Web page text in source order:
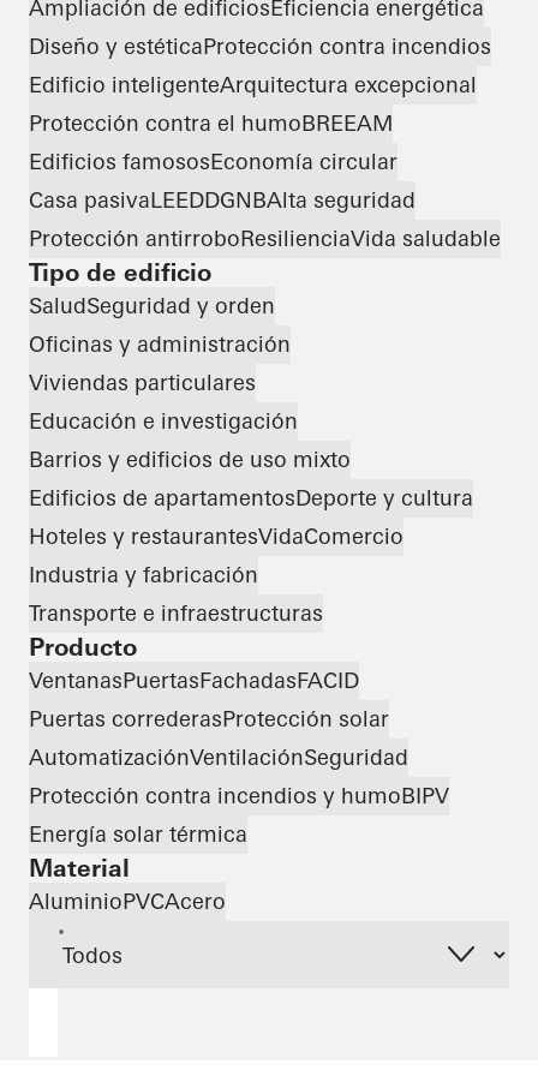
Ampliación de edificiosEficiencia energética
Diseño y estéticaProtección contra incendios
Edificio inteligenteArquitectura excepcional
Protección contra el humoBREEAM
Edificios famososEconomía circular
Casa pasivaLEEDDGNBAlta seguridad
Protección antirroboResilienciaVida saludable
Tipo de edificio
SaludSeguridad y orden
Oficinas y administración
Viviendas particulares
Educación e investigación
Barrios y edificios de uso mixto
Edificios de apartamentosDeporte y cultura
Hoteles y restaurantesVidaComercio
Industria y fabricación
Transporte e infraestructuras
Producto
VentanasPuertasFachadasFACID
Puertas correderasProtección solar
AutomatizaciónVentilaciónSeguridad
Protección contra incendios y humoBIPV
Energía solar térmica
Material
AluminioPVCAcero
*